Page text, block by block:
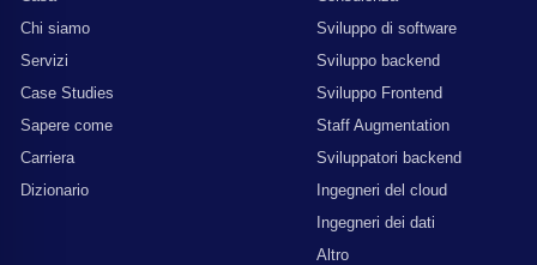
Chi siamo
Servizi
Case Studies
Sapere come
Carriera
Dizionario
Sviluppo di software
Sviluppo backend
Sviluppo Frontend
Staff Augmentation
Sviluppatori backend
Ingegneri del cloud
Ingegneri dei dati
Altro